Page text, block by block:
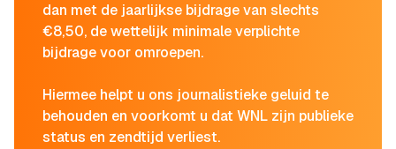
dan met de jaarlijkse bijdrage van slechts
€8,50, de wettelijk minimale verplichte
bijdrage voor omroepen.
Hiermee helpt u ons journalistieke geluid te
behouden en voorkomt u dat WNL zijn publieke
status en zendtijd verliest.